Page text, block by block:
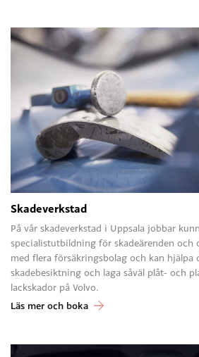
Skadeverkstad
På vår skadeverkstad i Uppsala jobbar
specialistutbildning för skadeärenden och
med flera försäkringsbolag och kan hjälpa
skadebesiktning och laga såväl plåt- och
lackskador på Volvo.
Läs mer och boka